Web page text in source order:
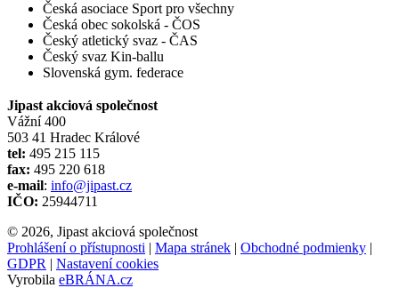
Česká asociace Sport pro všechny
Česká obec sokolská - ČOS
Český atletický svaz - ČAS
Český svaz Kin-ballu
Slovenská gym. federace
Jipast akciová společnost
Vážní 400
503 41 Hradec Králové
tel: 495 215 115
fax: 495 220 618
e-mail: info@jipast.cz
IČO: 25944711
© 2026, Jipast akciová společnost
Prohlášení o přístupnosti | Mapa stránek | Obchodné podmienky |
GDPR | Nastavení cookies
Vyrobila eBRÁNA.cz